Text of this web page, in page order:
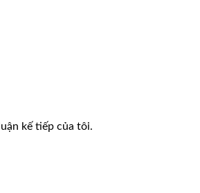
kế tiếp của tôi.